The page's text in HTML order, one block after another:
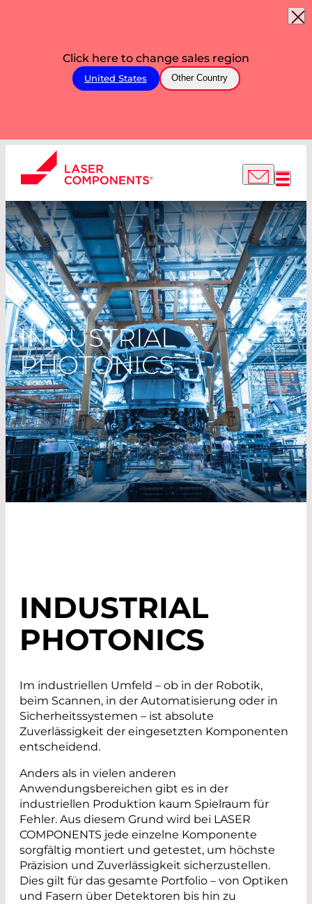
Click here to change sales region
United States Other Country
INDUSTRIAL
PHOTONICS
INDUSTRIAL
PHOTONICS
Im industriellen Umfeld – ob in der Robotik,
beim Scannen, in der Automatisierung oder in
Sicherheitssystemen – ist absolute
Zuverlässigkeit der eingesetzten Komponenten
entscheidend.
Anders als in vielen anderen
Anwendungsbereichen gibt es in der
industriellen Produktion kaum Spielraum für
Fehler. Aus diesem Grund wird bei LASER
COMPONENTS jede einzelne Komponente
sorgfältig montiert und getestet, um höchste
Präzision und Zuverlässigkeit sicherzustellen.
Dies gilt für das gesamte Portfolio – von Optiken
und Fasern über Detektoren bis hin zu